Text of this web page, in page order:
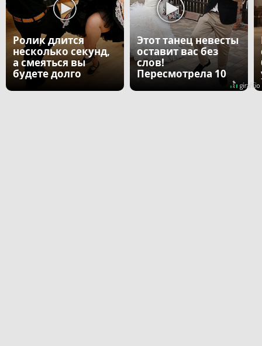
Ролик длится
несколько секунд,
а смеяться вы
будете долго
Этот танец невесты
оставит вас без
слов!
Пересмотрела 10